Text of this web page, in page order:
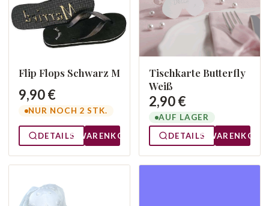
Flip Flops Schwarz M
9,90 €
NUR NOCH 2 STK.
DETAILS WARENKORB
Tischkarte Butterfly
Weiß
2,90 €
AUF LAGER
DETAILS
WARENKORB